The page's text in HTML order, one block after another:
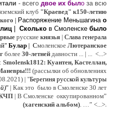
- всего двое их было за всю
клуб "Краевед" к150-летию
| Распоряжение Меньшагина о
Сколько в Смоленске было
русские князья | Слава генерала
Булар | Смоленское Лютерaнское
более 30-летней давности ... | ... <...>
Smolensk1812: Куантен, Кастеллан,
(рассылки об обновлениях
| "Берегиня русской культуры
)" | Как это было в Смоленске 30 лет
| В Смоленске оккупированном”
(хагенский альбом). …” <...>.